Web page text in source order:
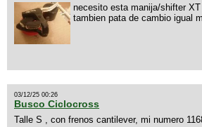
necesito esta manija/shifter
tambien pata de cambio igual
03/12/25 00:26
Busco Ciclocross
Talle S , con frenos cantilever, mi numero